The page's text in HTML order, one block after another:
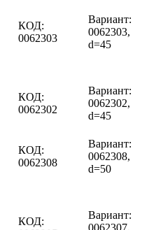
КОД:
0062303
Вариант:
0062303,
d=45
КОД:
0062302
Вариант:
0062302,
d=45
КОД:
0062308
Вариант:
0062308,
d=50
КОД:
Вариант:
0062307,